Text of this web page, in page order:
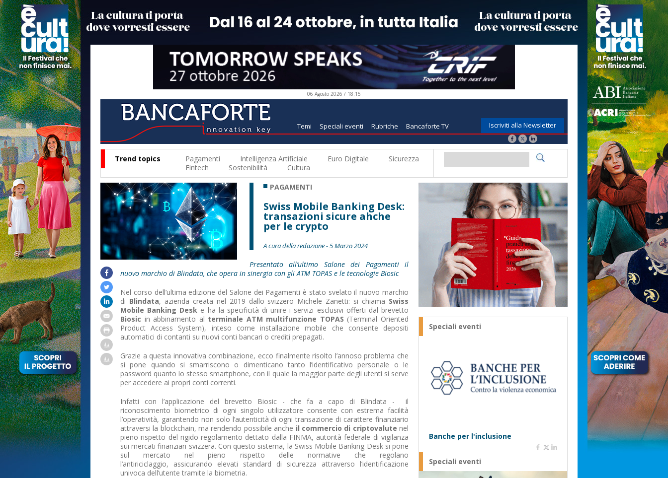
06 Agosto 2026 / 18:15
Temi Speciali eventi Rubriche Bancaforte TV Iscriviti alla Newsletter
Trend topics Pagamenti Intelligenza Artificiale Euro Digitale
Sicurezza
Fintech
Sostenibilità Cultura
PAGAMENTI
Swiss Mobile Banking Desk:
transazioni sicure ahche
per le crypto
A cura della redazione - 5 Marzo 2024
Presentato all’ultimo Salone dei Pagamenti il
nuovo marchio di Blindata, che opera in sinergia con gli ATM TOPAS e le tecnologie Biosic
Nel corso dell’ultima edizione del Salone dei Pagamenti è stato svelato il nuovo marchio
di Blindata, azienda creata nel 2019 dallo svizzero Michele Zanetti: si chiama Swiss
Mobile Banking Desk e ha la specificità di unire i servizi esclusivi offerti dal brevetto
Biosic in abbinamento al terminale ATM multifunzione TOPAS (Terminal Oriented
Product Access System), inteso come installazione mobile che consente depositi
automatici di contanti su nuovi conti bancari o crediti prepagati.
Grazie a questa innovativa combinazione, ecco finalmente risolto l’annoso problema che
si pone quando si smarriscono o dimenticano tanto l’identificativo personale o le
password quanto lo stesso smartphone, con il quale la maggior parte degli utenti si serve
per accedere ai propri conti correnti.
Infatti con l’applicazione del brevetto Biosic - che fa a capo di Blindata - il
riconoscimento biometrico di ogni singolo utilizzatore consente con estrema facilità
l’operatività, garantendo non solo l’autenticità di ogni transazione di carattere finanziario
attraversi la blockchain, ma rendendo possibile anche il commercio di criptovalute nel
pieno rispetto del rigido regolamento dettato dalla FINMA, autorità federale di vigilanza
sui mercati finanziari svizzera. Con questo sistema, la Swiss Mobile Banking Desk si pone
sul mercato nel pieno rispetto delle normative che regolano
l’antiriciclaggio, assicurando elevati standard di sicurezza attraverso l’identificazione
univoca dell’utente tramite la biometria.
Speciali eventi
Banche per l'inclusione
Speciali eventi